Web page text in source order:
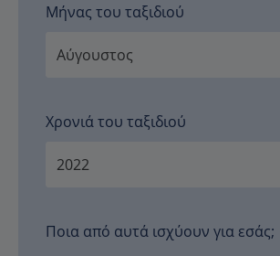
Μήνας του ταξιδιού
Χρονιά του ταξιδιού
Ποια από αυτά ισχύουν για εσάς;